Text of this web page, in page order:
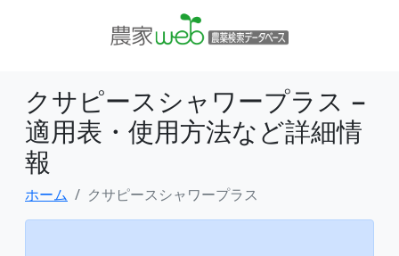
クサピースシャワープラス −
適用表・使用方法など詳細情
報
ホーム クサピースシャワープラス